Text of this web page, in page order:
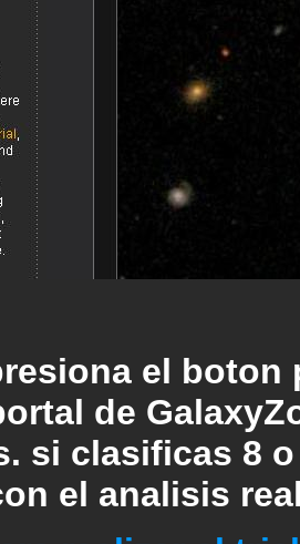
el boton
de
si clasificas 8
el analisis